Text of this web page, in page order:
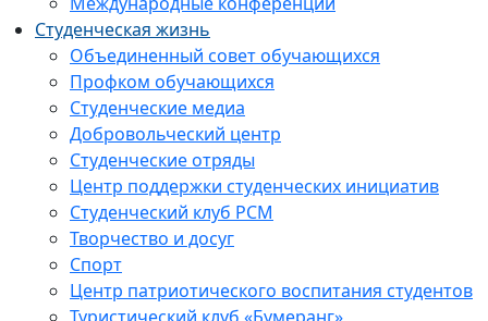
Студенческая жизнь
Объединенный совет обучающихся
Профком обучающихся
Студенческие медиа
Добровольческий центр
Студенческие отряды
Центр поддержки студенческих инициатив
Студенческий клуб РСМ
Творчество и досуг
Спорт
Центр патриотического воспитания студентов